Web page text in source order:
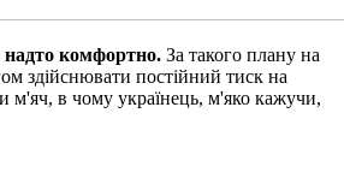
надто комфортно. За такого плану на
здійснювати постійний тиск на
м'яч, в чому українець, м'яко кажучи,